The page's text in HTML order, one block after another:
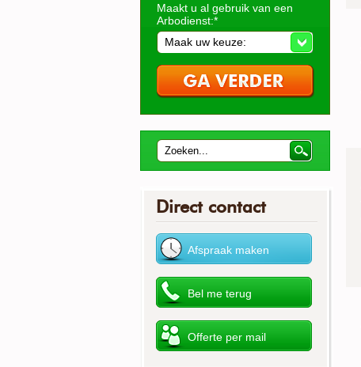
Maakt u al gebruik van een
Arbodienst:*
Maak uw keuze:
Direct contact